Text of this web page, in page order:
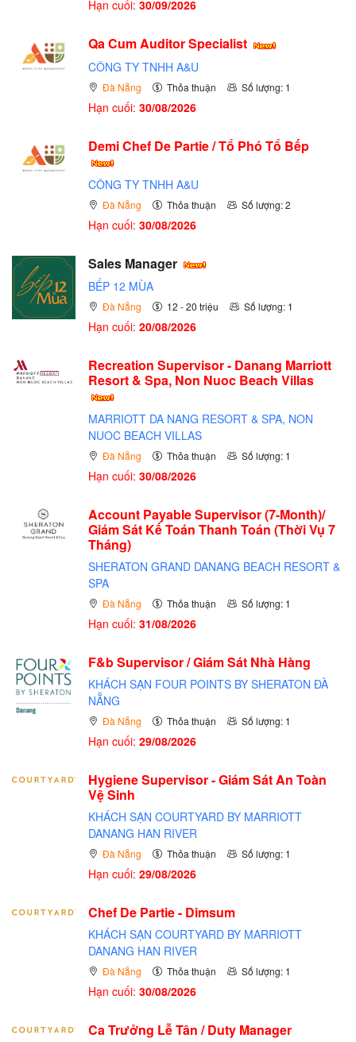
Hạn cuối: 30/09/2026
Qa Cum Auditor Specialist
CÔNG TY TNHH A&U
Đà Nẵng Thỏa thuận Số lượng: 1
Hạn cuối: 30/08/2026
Demi Chef De Partie / Tổ Phó Tổ Bếp
CÔNG TY TNHH A&U
Đà Nẵng Thỏa thuận Số lượng: 2
Hạn cuối: 30/08/2026
Sales Manager
BẾP 12 MÙA
Đà Nẵng 12 - 20 triệu Số lượng: 1
Hạn cuối: 20/08/2026
Recreation Supervisor - Danang Marriott
Resort & Spa, Non Nuoc Beach Villas
MARRIOTT DA NANG RESORT & SPA, NON
NUOC BEACH VILLAS
Đà Nẵng Thỏa thuận Số lượng: 1
Hạn cuối: 30/08/2026
Account Payable Supervisor (7-Month)/
Giám Sát Kế Toán Thanh Toán (Thời Vụ 7
Tháng)
SHERATON GRAND DANANG BEACH RESORT &
SPA
Đà Nẵng Thỏa thuận Số lượng: 1
Hạn cuối: 31/08/2026
F&b Supervisor / Giám Sát Nhà Hàng
KHÁCH SẠN FOUR POINTS BY SHERATON ĐÀ
NẴNG
Đà Nẵng Thỏa thuận Số lượng: 1
Hạn cuối: 29/08/2026
Hygiene Supervisor - Giám Sát An Toàn
Vệ Sinh
KHÁCH SẠN COURTYARD BY MARRIOTT
DANANG HAN RIVER
Đà Nẵng Thỏa thuận Số lượng: 1
Hạn cuối: 29/08/2026
Chef De Partie - Dimsum
KHÁCH SẠN COURTYARD BY MARRIOTT
DANANG HAN RIVER
Đà Nẵng Thỏa thuận Số lượng: 1
Hạn cuối: 30/08/2026
Ca Trưởng Lễ Tân / Duty Manager